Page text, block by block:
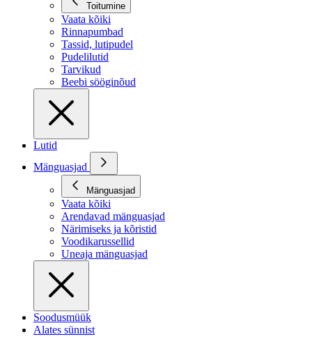
Toitumine
Vaata kõiki
Rinnapumbad
Tassid, lutipudel
Pudelilutid
Tarvikud
Beebi sööginõud
Lutid
Mänguasjad
Mänguasjad
Vaata kõiki
Arendavad mänguasjad
Närimiseks ja kõristid
Voodikarussellid
Uneaja mänguasjad
Soodusmüük
Alates sünnist